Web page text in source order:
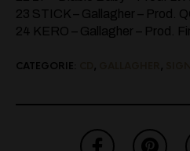
23 STICK – Gallagher – Prod.
24 KERO – Gallagher – Prod.
CATEGORIE: , ,